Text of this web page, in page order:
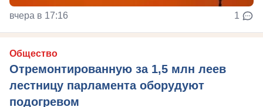
вчера в 17:16 1
Общество
Отремонтированную за 1,5 млн леев
лестницу парламента оборудуют
подогревом